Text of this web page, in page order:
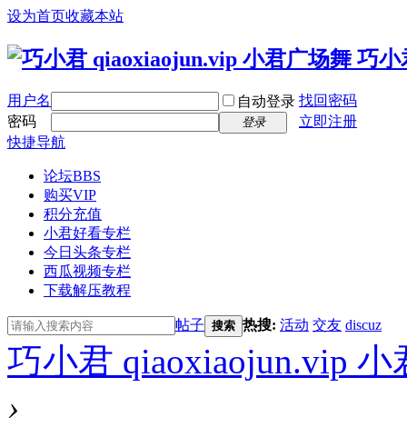
设为首页收藏本站
用户名 自动登录 找回密码
密码
登录
立即注册
快捷导航
论坛BBS
购买VIP
积分充值
小君好看专栏
今日头条专栏
西瓜视频专栏
下载解压教程
帖子 搜索 热搜: 活动 交友 discuz
巧小君 qiaoxiaojun.vip
›